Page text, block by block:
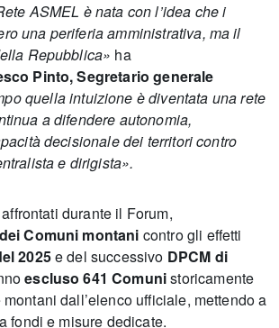
ASMEL è nata con l’idea che i
una periferia amministrativa, ma il
Repubblica» ha
Pinto, Segretario generale
quella intuizione è diventata una rete
a difendere autonomia,
decisionale dei territori contro
e dirigista».
durante il Forum,
Comuni montani contro gli effetti
2025e del successivo DPCM di
escluso 641 Comunistoricamente
dall’elenco ufficiale, mettendo a
fondi e misure dedicate.